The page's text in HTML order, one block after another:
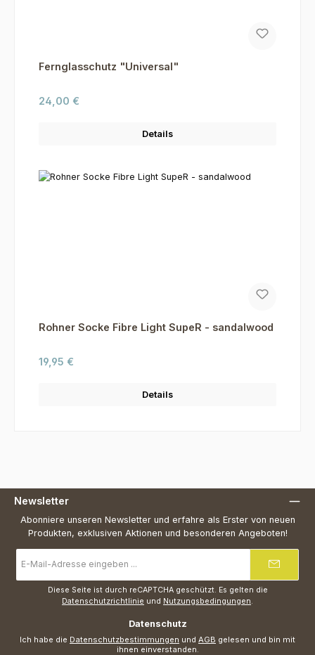
Fernglasschutz "Universal"
Regulärer Preis:
24,00 €
Details
Rohner Socke Fibre Light SupeR - sandalwood
Regulärer Preis:
19,95 €
Details
Newsletter
Abonniere unseren Newsletter und erfahre als Erster von neuen
Produkten, exklusiven Aktionen und besonderen Angeboten!
Mail-
Adresse
Diese Seite ist durch reCAPTCHA geschützt. Es gelten die
Datenschutzrichtlinie und Nutzungsbedingungen.
Datenschutz
Ich habe die Datenschutzbestimmungen und AGB gelesen und bin mit
ihnen einverstanden.